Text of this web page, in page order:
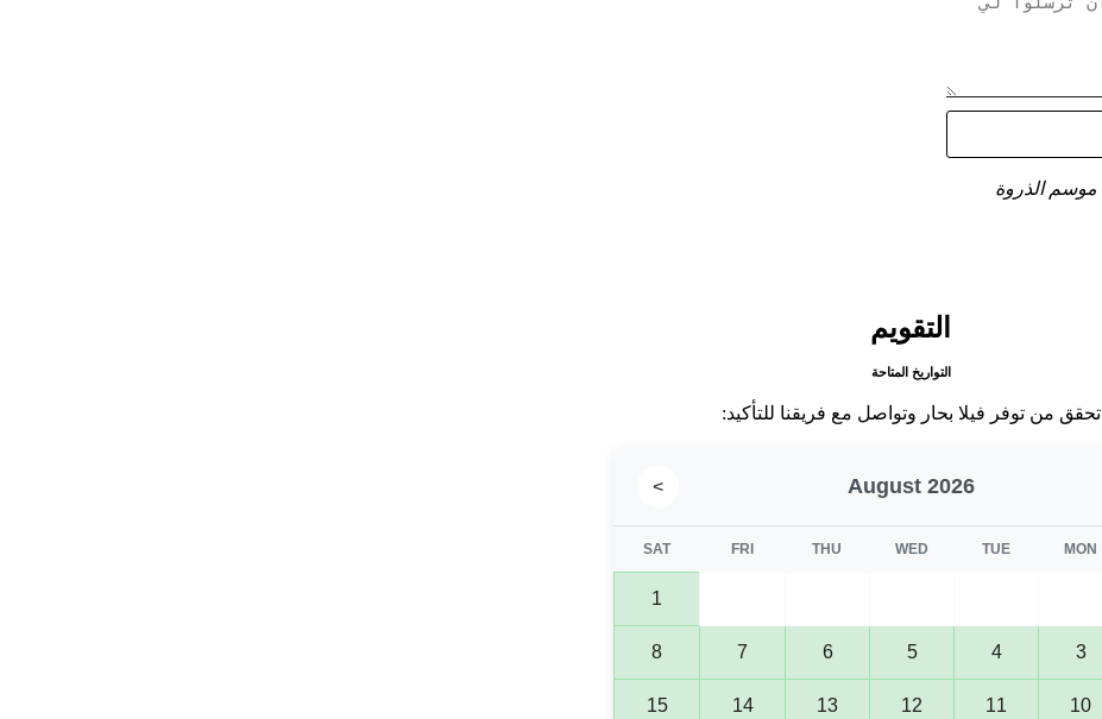
التقويم
التواريخ المتاحة
تحقق من توفر فيلا بحار وتواصل مع فريقنا للتأكيد:
August 2026
>
MON
TUE
WED
THU
FRI
SAT
1
3
4
5
6
7
8
10
11
12
13
14
15